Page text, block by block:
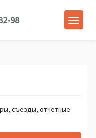
98
съезды, отчетные